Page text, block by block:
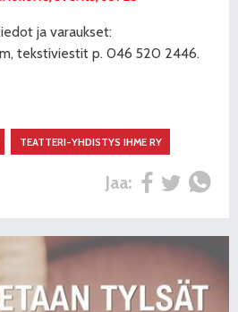
ja varaukset:
tekstiviestit p. 046 520 2446.
TEATTERI-YHDISTYS IHME RY
Jaa: